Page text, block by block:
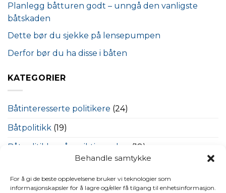
Behandle samtykke
For å gi de beste opplevelsene bruker vi teknologier som
informasjonskapsler for å lagre og/eller få tilgang til enhetsinformasjon.
Planlegg båtturen godt – unngå den vanligste
båtskaden
Dette bør du sjekke på lensepumpen
Derfor bør du ha disse i båten
KATEGORIER
Båtinteresserte politikere (24)
Båtpolitikk (19)
Båtpolitikk – våre viktige saker
(18)
Bestumkilen
(26)